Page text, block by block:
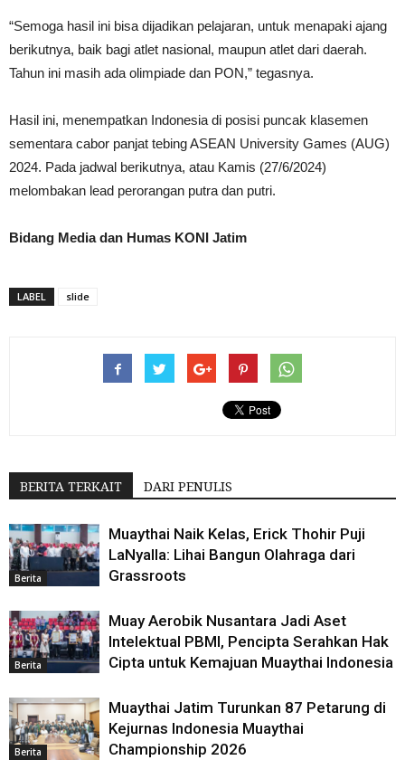
“Semoga hasil ini bisa dijadikan pelajaran, untuk menapaki ajang
berikutnya, baik bagi atlet nasional, maupun atlet dari daerah.
Tahun ini masih ada olimpiade dan PON,” tegasnya.
Hasil ini, menempatkan Indonesia di posisi puncak klasemen
sementara cabor panjat tebing ASEAN University Games (AUG)
2024. Pada jadwal berikutnya, atau Kamis (27/6/2024)
melombakan lead perorangan putra dan putri.
Bidang Media dan Humas KONI Jatim
LABEL slide
BERITA TERKAIT DARI PENULIS
Berita
Muaythai Naik Kelas, Erick Thohir Puji
LaNyalla: Lihai Bangun Olahraga dari
Grassroots
Berita
Muay Aerobik Nusantara Jadi Aset
Intelektual PBMI, Pencipta Serahkan Hak
Cipta untuk Kemajuan Muaythai Indonesia
Berita
Muaythai Jatim Turunkan 87 Petarung di
Kejurnas Indonesia Muaythai
Championship 2026